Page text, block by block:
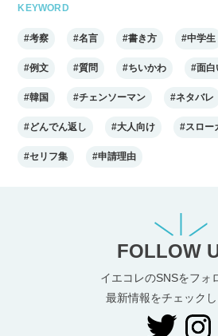
KEYWORD
#考察 #名言 #書き方 #中学生
#例文 #質問 #ちいかわ #面白
#韓国 #チェンソーマン #ネタバレ
#どんでん返し #大人向け #スロー
#セリフ集 #申請理由
FOLLOW
イエコレのSNSをフォ
最新情報をチェックし